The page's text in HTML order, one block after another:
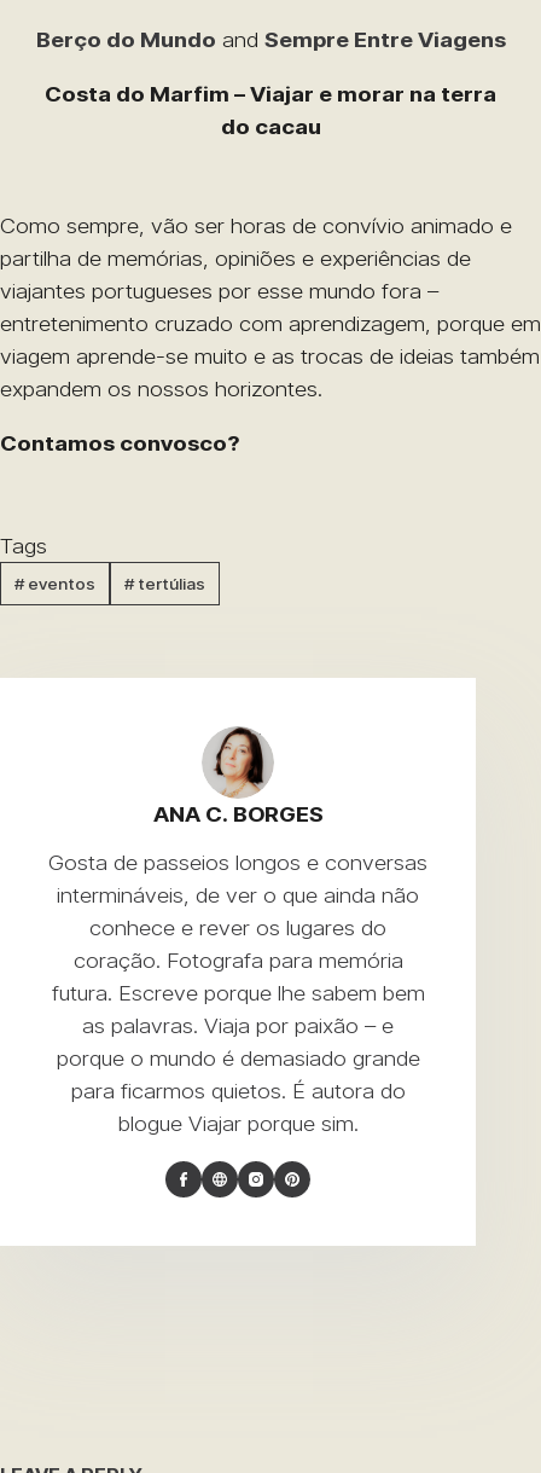
Berço do Mundo and Sempre Entre Viagens
Costa do Marfim – Viajar e morar na terra
do cacau
Como sempre, vão ser horas de convívio animado e
partilha de memórias, opiniões e experiências de
viajantes portugueses por esse mundo fora –
entretenimento cruzado com aprendizagem, porque em
viagem aprende-se muito e as trocas de ideias também
expandem os nossos horizontes.
Contamos convosco?
Tags
#eventos #tertúlias
ANA C. BORGES
Gosta de passeios longos e conversas
intermináveis, de ver o que ainda não
conhece e rever os lugares do
coração. Fotografa para memória
futura. Escreve porque lhe sabem bem
as palavras. Viaja por paixão – e
porque o mundo é demasiado grande
para ficarmos quietos. É autora do
blogue Viajar porque sim.